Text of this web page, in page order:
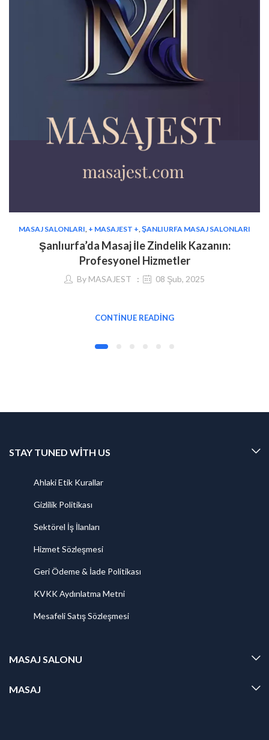
MASAJ SALONLARI + MASAJEST + ŞANLIURFA MASAJ SALONLARI
Şanlıurfa’da Masaj İle Zindelik Kazanın:
Profesyonel Hizmetler
By MASAJEST 08 Şub, 2025
CONTINUE READING
STAY TUNED WITH US
Ahlaki Etik Kurallar
Gizlilik Politikası
Sektörel İş İlanları
Hizmet Sözleşmesi
Geri Ödeme & İade Politikası
KVKK Aydınlatma Metni
Mesafeli Satış Sözleşmesi
MASAJ SALONU
MASAJ